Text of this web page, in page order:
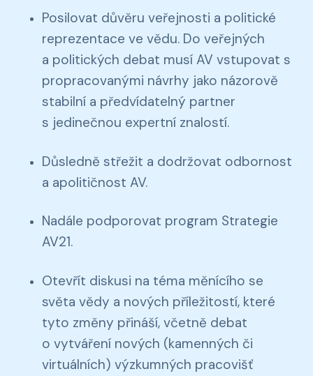
Posilovat důvěru veřejnosti a politické
reprezentace ve vědu. Do veřejných
a politických debat musí AV vstupovat s
propracovanými návrhy jako názorově
stabilní a předvídatelný partner
s jedinečnou expertní znalostí.
Důsledně střežit a dodržovat odbornost
a apolitičnost AV.
Nadále podporovat program Strategie
AV21.
Otevřít diskusi na téma měnícího se
světa vědy a nových příležitostí, které
tyto změny přináší, včetně debat
o vytváření nových (kamenných či
virtuálních) výzkumných pracovišť